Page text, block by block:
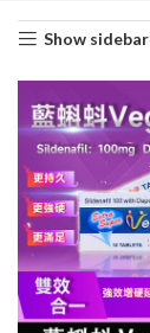
Show sidebar